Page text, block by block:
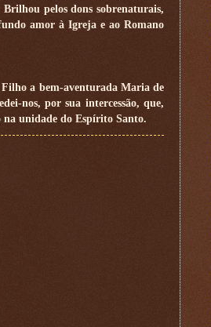
pelos dons sobrenaturais,
amor à Igreja e ao Romano
Filho a bem-aventurada Maria de
nos, por sua intercessão, que,
na unidade do Espírito Santo.